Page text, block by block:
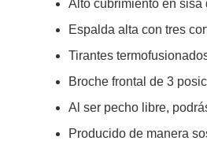
Alto cubrimiento en
Espalda alta con tres
Tirantes
Broche frontal de 3
Al ser pecho libre,
Producido de manera